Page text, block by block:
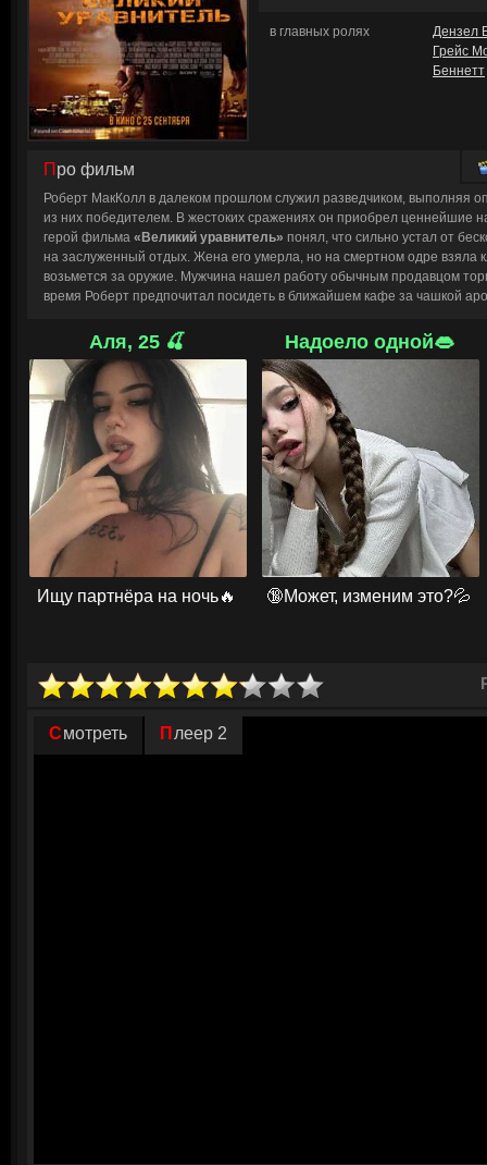
в главных ролях
Дензел
Грейс
Беннетт
Про фильм
Роберт МакКолл в далеком прошлом служил разведчиком, выполняя
из них победителем. В жестоких сражениях он приобрел ценнейшие
герой фильма «Великий уравнитель» понял, что сильно устал от
на заслуженный отдых. Жена его умерла, но на смертном одре взяла
возьмется за оружие. Мужчина нашел работу обычным продавцом
время Роберт предпочитал посидеть в ближайшем кафе за чашкой
В кафетерии он познакомился с молоденькой девушкой. Терри
обстоятельство не мешало ей оставаться прекрасным человеком с
беседы убедили ее, что каждый человек может изменить судьбу.
древнейшей профессией и выйти замуж. Но ее сутенеры были иного
избили на глазах у МакКолла и увезли в неизвестном направлении.
пребывает в раздумьях. С одной стороны, он дал обещание своей
вступится за Терри, она погибнет. Жены уж нет, а девушка еще жива,
найти и спасти ее.
© ГидОнлайн
Аля, 25 🍒
Ищу партнёра на ночь🔥
Надоело одной👄
🔞Может, изменим это?💦
Смотреть Плеер 2